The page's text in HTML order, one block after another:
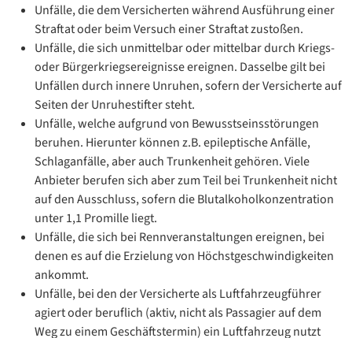
Unfälle, die dem Versicherten während Ausführung einer
Straftat oder beim Versuch einer Straftat zustoßen.
Unfälle, die sich unmittelbar oder mittelbar durch Kriegs-
oder Bürgerkriegsereignisse ereignen. Dasselbe gilt bei
Unfällen durch innere Unruhen, sofern der Versicherte auf
Seiten der Unruhestifter steht.
Unfälle, welche aufgrund von Bewusstseinsstörungen
beruhen. Hierunter können z.B. epileptische Anfälle,
Schlaganfälle, aber auch Trunkenheit gehören. Viele
Anbieter berufen sich aber zum Teil bei Trunkenheit nicht
auf den Ausschluss, sofern die Blutalkoholkonzentration
unter 1,1 Promille liegt.
Unfälle, die sich bei Rennveranstaltungen ereignen, bei
denen es auf die Erzielung von Höchstgeschwindigkeiten
ankommt.
Unfälle, bei den der Versicherte als Luftfahrzeugführer
agiert oder beruflich (aktiv, nicht als Passagier auf dem
Weg zu einem Geschäftstermin) ein Luftfahrzeug nutzt